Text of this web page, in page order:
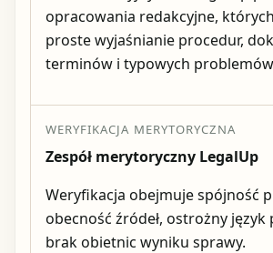
opracowania redakcyjne,
proste wyjaśnianie procedur,
terminów i typowych
WERYFIKACJA MERYTORYCZNA
Zespół merytoryczny LegalUp
Weryfikacja obejmuje spójność
obecność źródeł, ostrożny język
brak obietnic wyniku sprawy.